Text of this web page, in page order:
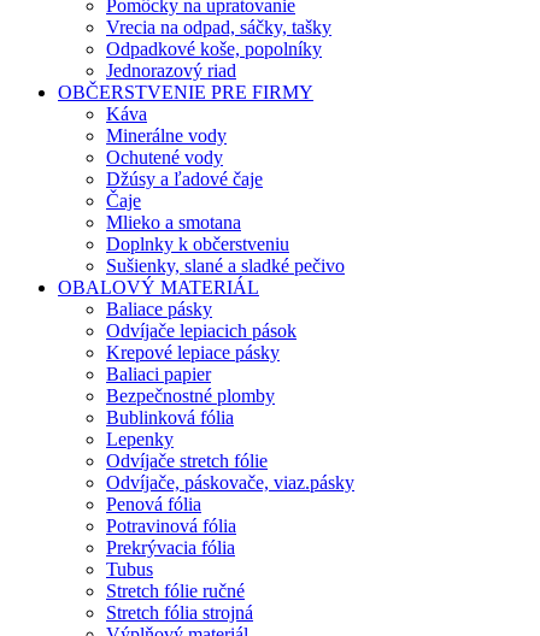
Pomôcky na upratovanie
Vrecia na odpad, sáčky, tašky
Odpadkové koše, popolníky
Jednorazový riad
OBČERSTVENIE PRE FIRMY
Káva
Minerálne vody
Ochutené vody
Džúsy a ľadové čaje
Čaje
Mlieko a smotana
Doplnky k občerstveniu
Sušienky, slané a sladké pečivo
OBALOVÝ MATERIÁL
Baliace pásky
Odvíjače lepiacich pások
Krepové lepiace pásky
Baliaci papier
Bezpečnostné plomby
Bublinková fólia
Lepenky
Odvíjače stretch fólie
Odvíjače, páskovače, viaz.pásky
Penová fólia
Potravinová fólia
Prekrývacia fólia
Tubus
Stretch fólie ručné
Stretch fólia strojná